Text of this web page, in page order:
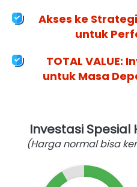
Akses ke Strategi
untuk
untuk Masa
Investasi Spesial
(Harga normal bisa